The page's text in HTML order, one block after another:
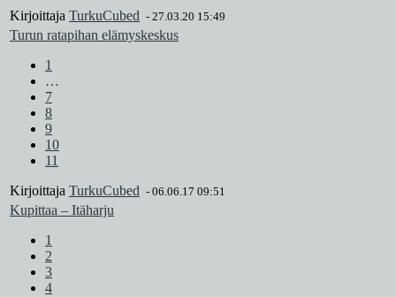
Kirjoittaja TurkuCubed - 27.03.20 15:49
Turun ratapihan elämyskeskus
1
…
7
8
9
10
11
Kirjoittaja TurkuCubed - 06.06.17 09:51
Kupittaa – Itäharju
1
2
3
4